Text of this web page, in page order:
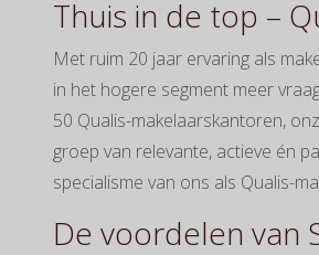
Thuis in de top –
Met ruim 20 jaar ervaring als
in het hogere segment meer
50 Qualis-makelaarskantoren,
groep van relevante, actieve én
specialisme van ons als Qualis-
De voordelen van